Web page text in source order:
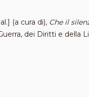
(a cura di), Che il
dei Diritti e della